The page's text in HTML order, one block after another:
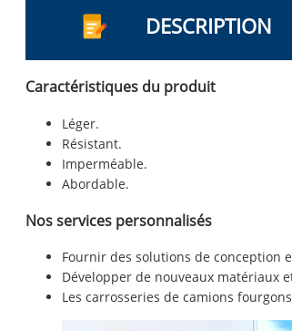
DESCRIPTION
Caractéristiques du produit
Léger.
Résistant.
Imperméable.
Abordable.
Nos services personnalisés
Fournir des solutions de conception
Développer de nouveaux matériaux
Les carrosseries de camions